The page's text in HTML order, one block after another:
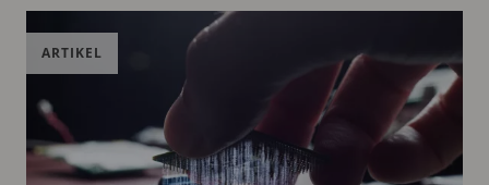
ARTIKEL